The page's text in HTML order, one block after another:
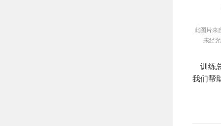
训练
我们帮